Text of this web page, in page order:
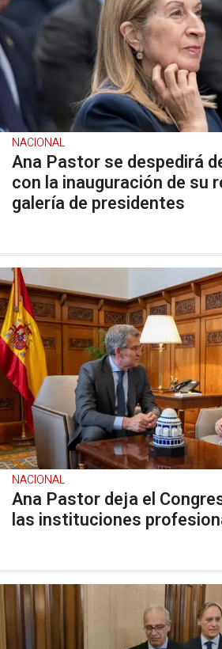
NACIONAL
Ana Pastor se despedirá
con la inauguración de su
galería de presidentes
NACIONAL
Ana Pastor deja el
las instituciones